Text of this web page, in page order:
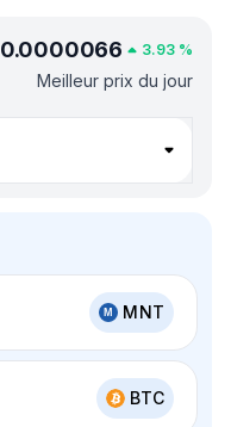
0.0000066 3.93 %
Meilleur prix du jour
MNT
BTC